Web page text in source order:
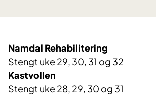
Namdal Rehabilitering
Stengt uke 29, 30, 31 og 32
Kastvollen
Stengt uke 28, 29, 30 og 31